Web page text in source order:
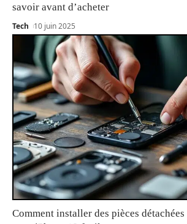
savoir avant d’acheter
Tech 10 juin 2025
Comment installer des pièces